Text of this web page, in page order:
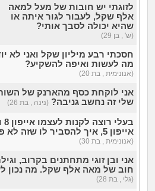
לזוגתי יש חובות של מעל למאה
אלף שקל, לעבור לגור איתה או
שהיא יכולה לסבך אותי?
(ש' , בן 29)
חסכתי רבע מיליון שקל ואני לא
מה לעשות ואיפה להשקיע?
(אנונימית , בת 20)
אני לוקחת כסף מהארנק של
שלי זה נחשב גניבה? (נינה , בת 26)
אייפון 5, איך להסביר לו שזה לא פייר?
(אנונימית , בת 30)
אני ובן זוגי מתחתנים בקרוב,
חוב של מאה אלף שקל. מה נכון
(גלי , בת 28)